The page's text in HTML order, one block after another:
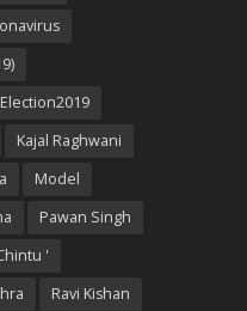
Election2019
Kajal Raghwani
Model
Pawan Singh
'
Ravi Kishan